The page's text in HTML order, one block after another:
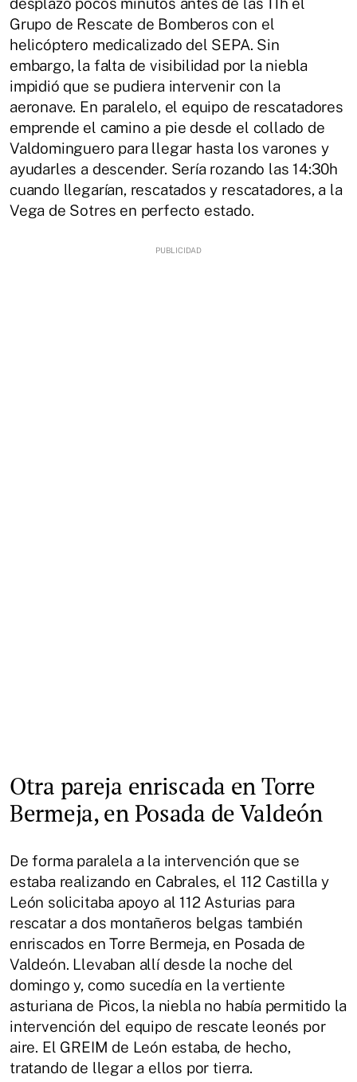
Grupo de Rescate de Bomberos con el
helicóptero medicalizado del SEPA. Sin
embargo, la falta de visibilidad por la niebla
impidió que se pudiera intervenir con la
aeronave. En paralelo, el equipo de rescatadores
emprende el camino a pie desde el collado de
Valdominguero para llegar hasta los varones y
ayudarles a descender. Sería rozando las 14:30h
cuando llegarían, rescatados y rescatadores, a la
Vega de Sotres en perfecto estado.
Otra pareja enriscada en Torre
Bermeja, en Posada de Valdeón
De forma paralela a la intervención que se
estaba realizando en Cabrales, el 112 Castilla y
León solicitaba apoyo al 112 Asturias para
rescatar a dos montañeros belgas también
enriscados en Torre Bermeja, en Posada de
Valdeón. Llevaban allí desde la noche del
domingo y, como sucedía en la vertiente
asturiana de Picos, la niebla no había permitido la
intervención del equipo de rescate leonés por
aire. El GREIM de León estaba, de hecho,
tratando de llegar a ellos por tierra.